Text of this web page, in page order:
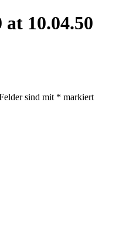
10.04.50
sind mit * markiert